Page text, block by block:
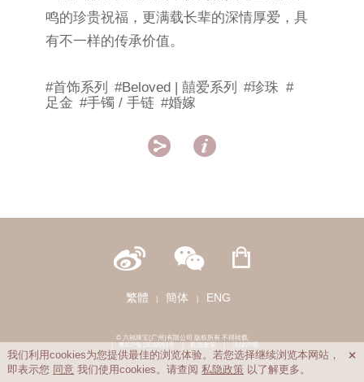
鸣的珍贵祝福，更满载长辈的深情厚爱，具
有不一样的传承价值。
#首饰系列 #Beloved | 囍爱系列 #珍珠 #
足金 #手镯 / 手链 #婚嫁
 
繁體 簡体 ENG
© 六福珠宝(广州)有限公司 版权所有 不得转载
|
粤ICP备15048991号 | 私隐政策 | 法律声明
我们利用cookies为您提供最佳的浏览体验。若您选择继续浏览本网站，
即表示您 同意 我们使用cookies。请查阅私隐政策 以了解更多。
